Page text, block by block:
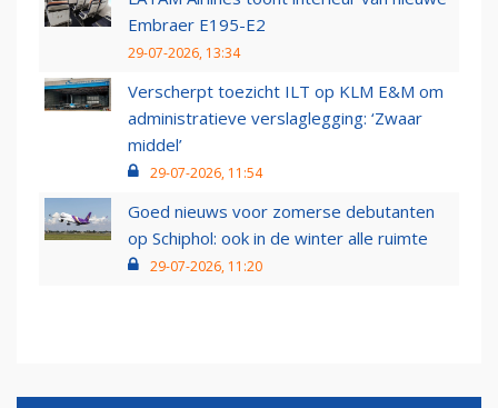
Embraer E195-E2
29-07-2026, 13:34
Verscherpt toezicht ILT op KLM E&M om
administratieve verslaglegging: ‘Zwaar
middel’
29-07-2026, 11:54
Goed nieuws voor zomerse debutanten
op Schiphol: ook in de winter alle ruimte
29-07-2026, 11:20